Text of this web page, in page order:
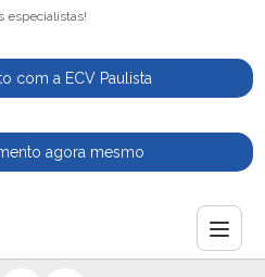
especialistas!
com a ECV Paulista
agora mesmo